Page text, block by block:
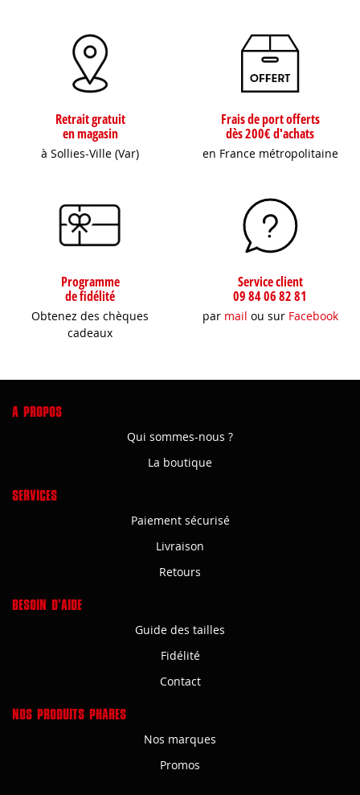
Retrait gratuit
en magasin
à Sollies-Ville (Var)
Frais de port offerts
dès 200€ d'achats
en France métropolitaine
Programme
de fidélité
Obtenez des chèques
cadeaux
Service client
09 84 06 82 81
par mail ou sur Facebook
A PROPOS
Qui sommes-nous ?
La boutique
SERVICES
Paiement sécurisé
Livraison
Retours
BESOIN D'AIDE
Guide des tailles
Fidélité
Contact
NOS PRODUITS PHARES
Nos marques
Promos